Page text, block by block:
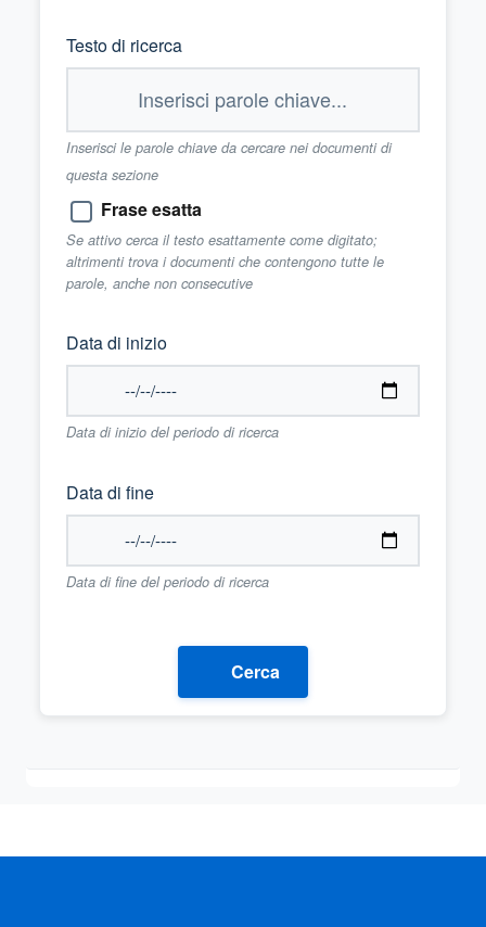
Testo di ricerca
Inserisci le parole chiave da cercare nei documenti di
questa sezione
Frase esatta
Se attivo cerca il testo esattamente come digitato;
altrimenti trova i documenti che contengono tutte le
parole, anche non consecutive
Data di inizio
Data di inizio del periodo di ricerca
Data di fine
Data di fine del periodo di ricerca
Cerca